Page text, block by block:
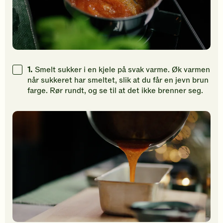
1. Smelt sukker i en kjele på svak varme. Øk varmen
når sukkeret har smeltet, slik at du får en jevn brun
farge. Rør rundt, og se til at det ikke brenner seg.